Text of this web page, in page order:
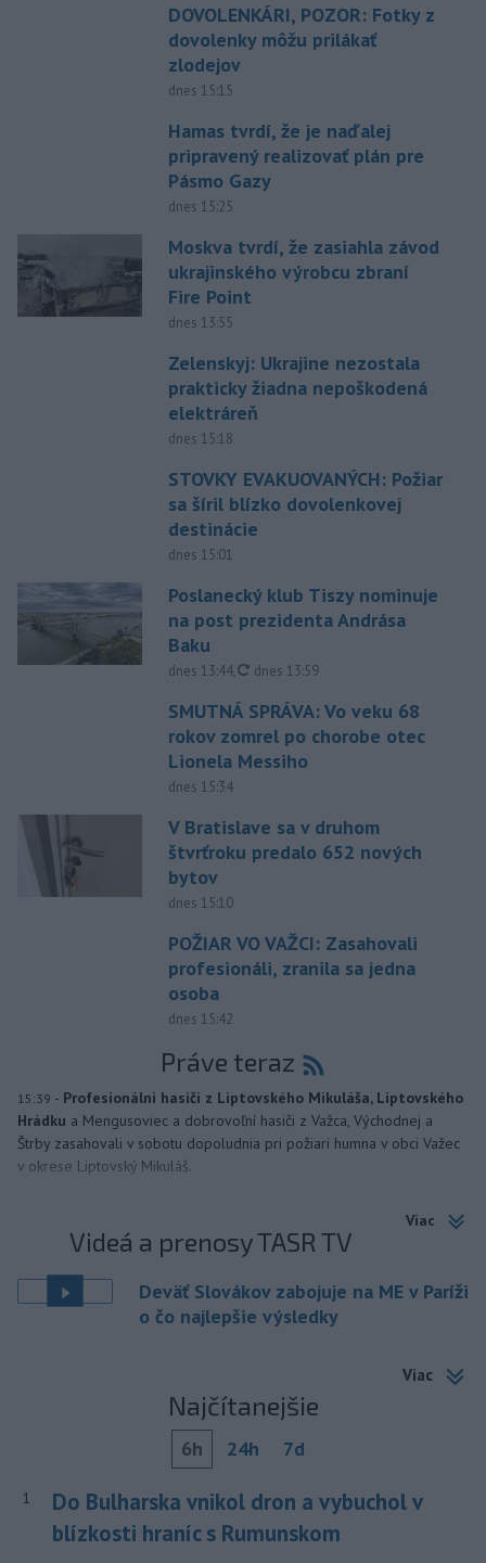
DOVOLENKÁRI, POZOR: Fotky z
dovolenky môžu prilákať
zlodejov
dnes 15:15
Hamas tvrdí, že je naďalej
pripravený realizovať plán pre
Pásmo Gazy
dnes 15:25
Moskva tvrdí, že zasiahla závod
ukrajinského výrobcu zbraní
Fire Point
dnes 13:55
Zelenskyj: Ukrajine nezostala
prakticky žiadna nepoškodená
elektráreň
dnes 15:18
STOVKY EVAKUOVANÝCH: Požiar
sa šíril blízko dovolenkovej
destinácie
dnes 15:01
Poslanecký klub Tiszy nominuje
na post prezidenta Andrása
Baku
dnes 13:44, aktualizované
dnes 13:59
SMUTNÁ SPRÁVA: Vo veku 68
rokov zomrel po chorobe otec
Lionela Messiho
dnes 15:34
V Bratislave sa v druhom
štvrťroku predalo 652 nových
bytov
dnes 15:10
POŽIAR VO VAŽCI: Zasahovali
profesionáli, zranila sa jedna
osoba
dnes 15:42
Práve teraz
15:39 - Profesionálni hasiči z Liptovského Mikuláša, Liptovského
Hrádku a Mengusoviec a dobrovoľní hasiči z Važca, Východnej a
Štrby zasahovali v sobotu dopoludnia pri požiari humna v obci Važec
v okrese Liptovský Mikuláš.
Viac
Videá a prenosy TASR TV
Deväť Slovákov zabojuje na ME v Paríži
o čo najlepšie výsledky
Viac
Najčítanejšie
6h 24h 7d
1
Do Bulharska vnikol dron a vybuchol v
blízkosti hraníc s Rumunskom